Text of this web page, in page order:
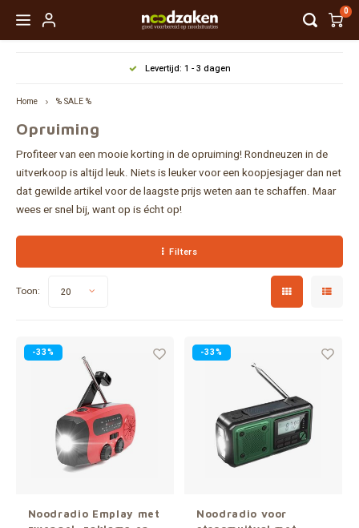
Hoofdmenu / noodpakketten
DENK-VOORUIT
Noodpakket samenstellen
Survivalkits
Hoofdmenu / drinkwater
Wateropslag
Waterzakken en -flessen
Waterfilters
Vervangingsfilters en onderdelen
Hoofdmenu / noodvoedsel
REAL Turmat Aanbieding
Noodrantsoenen
Gevriesdroogde voeding
Combinatie-pakketten
Hoofdmenu / preppertools
Keuken en koken
Schuilen en slapen
Verlichting en warmte
Communicatie en informatie
Tassen en opslag
0
Levertijd: 1 - 3 dagen
Home % SALE %
Opruiming
Profiteer van een mooie korting in de opruiming! Rondneuzen in de
uitverkoop is altijd leuk. Niets is leuker voor een koopjesjager dan net
dat gewilde artikel voor de laagste prijs weten aan te schaffen. Maar
wees er snel bij, want op is écht op!
Filters
Toon: 20
-33%
Noodradio Emplay met
-33%
Noodradio voor